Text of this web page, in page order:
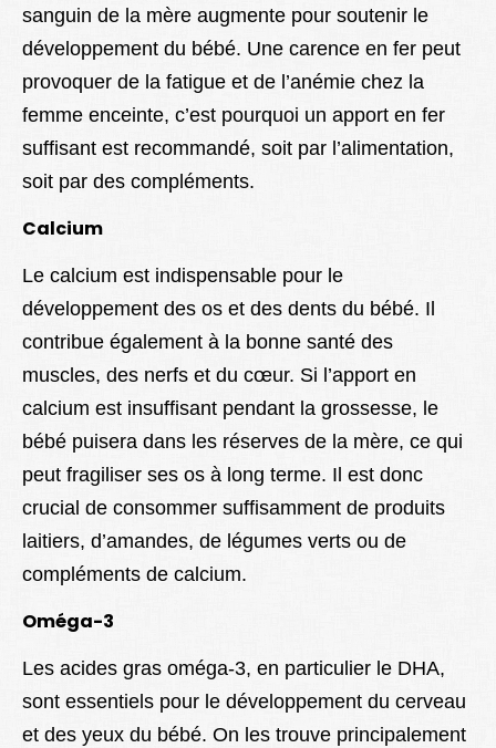
sanguin de la mère augmente pour soutenir le
développement du bébé. Une carence en fer peut
provoquer de la fatigue et de l’anémie chez la
femme enceinte, c’est pourquoi un apport en fer
suffisant est recommandé, soit par l’alimentation,
soit par des compléments.
Calcium
Le calcium est indispensable pour le
développement des os et des dents du bébé. Il
contribue également à la bonne santé des
muscles, des nerfs et du cœur. Si l’apport en
calcium est insuffisant pendant la grossesse, le
bébé puisera dans les réserves de la mère, ce qui
peut fragiliser ses os à long terme. Il est donc
crucial de consommer suffisamment de produits
laitiers, d’amandes, de légumes verts ou de
compléments de calcium.
Oméga-3
Les acides gras oméga-3, en particulier le DHA,
sont essentiels pour le développement du cerveau
et des yeux du bébé. On les trouve principalement